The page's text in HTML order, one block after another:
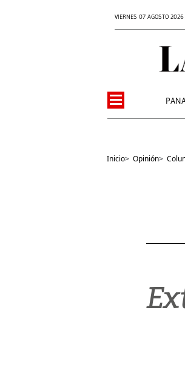
VIERNES 07 AGOSTO 2026
Inicio> Opinión>